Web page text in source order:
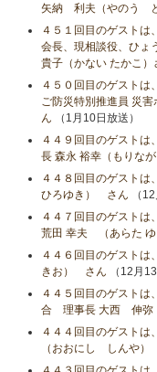
矢納 利夫（やのう
４５１回目のゲスト
会長、現相談役、ひょ
貴子（かない たかこ）
４５０回目のゲスト
ご防災特別推進員 災
ん （1月10日放送）
４４９回目のゲスト
長 森永 裕幸（もりな
４４８回目のゲスト
ひろゆき） さん （
４４７回目のゲスト
荒田 幸夫 （あらた
４４６回目のゲスト
きお） さん （12月
４４５回目のゲストは
合 理事長 大西 伸弥
４４４回目のゲスト
（おおにし しんや